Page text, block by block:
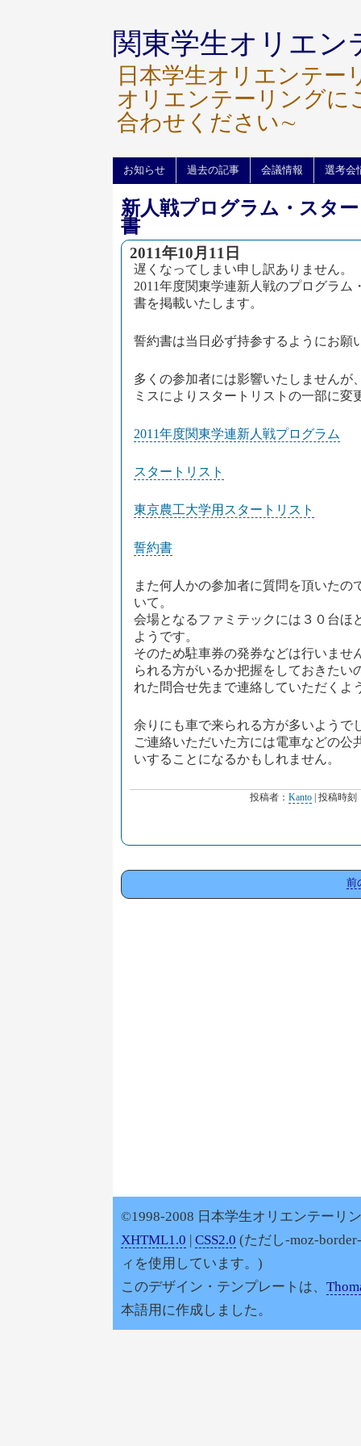
関東学生オリエン
日本学生オリエンテ
オリエンテーリングに
合わせください∼
お知らせ 過去の記事 会議情報 選考会
新人戦プログラム・スタ
書
2011年10月11日
遅くなってしまい申し訳ありません。
2011年度関東学連新人戦のプログラム
書を掲載いたします。
誓約書は当日必ず持参するようにお願
多くの参加者には影響いたしませんが
ミスによりスタートリストの一部に変
2011年度関東学連新人戦プログラム
スタートリスト
東京農工大学用スタートリスト
誓約書
また何人かの参加者に質問を頂いたの
いて。
会場となるファミテックには３０台ほ
ようです。
そのため駐車券の発券などは行いませ
られる方がいるか把握をしておきたい
れた問合せ先まで連絡していただくよ
余りにも車で来られる方が多いようで
ご連絡いただいた方には電車などの公
いすることになるかもしれません。
投稿者： Kanto | 投稿時刻
前
©1998-2008 日本学生オリエンテーリ
XHTML1.0 | CSS2.0 (ただし-moz-
ィを使用しています。)
このデザイン・テンプレートは、
本語用に作成しました。